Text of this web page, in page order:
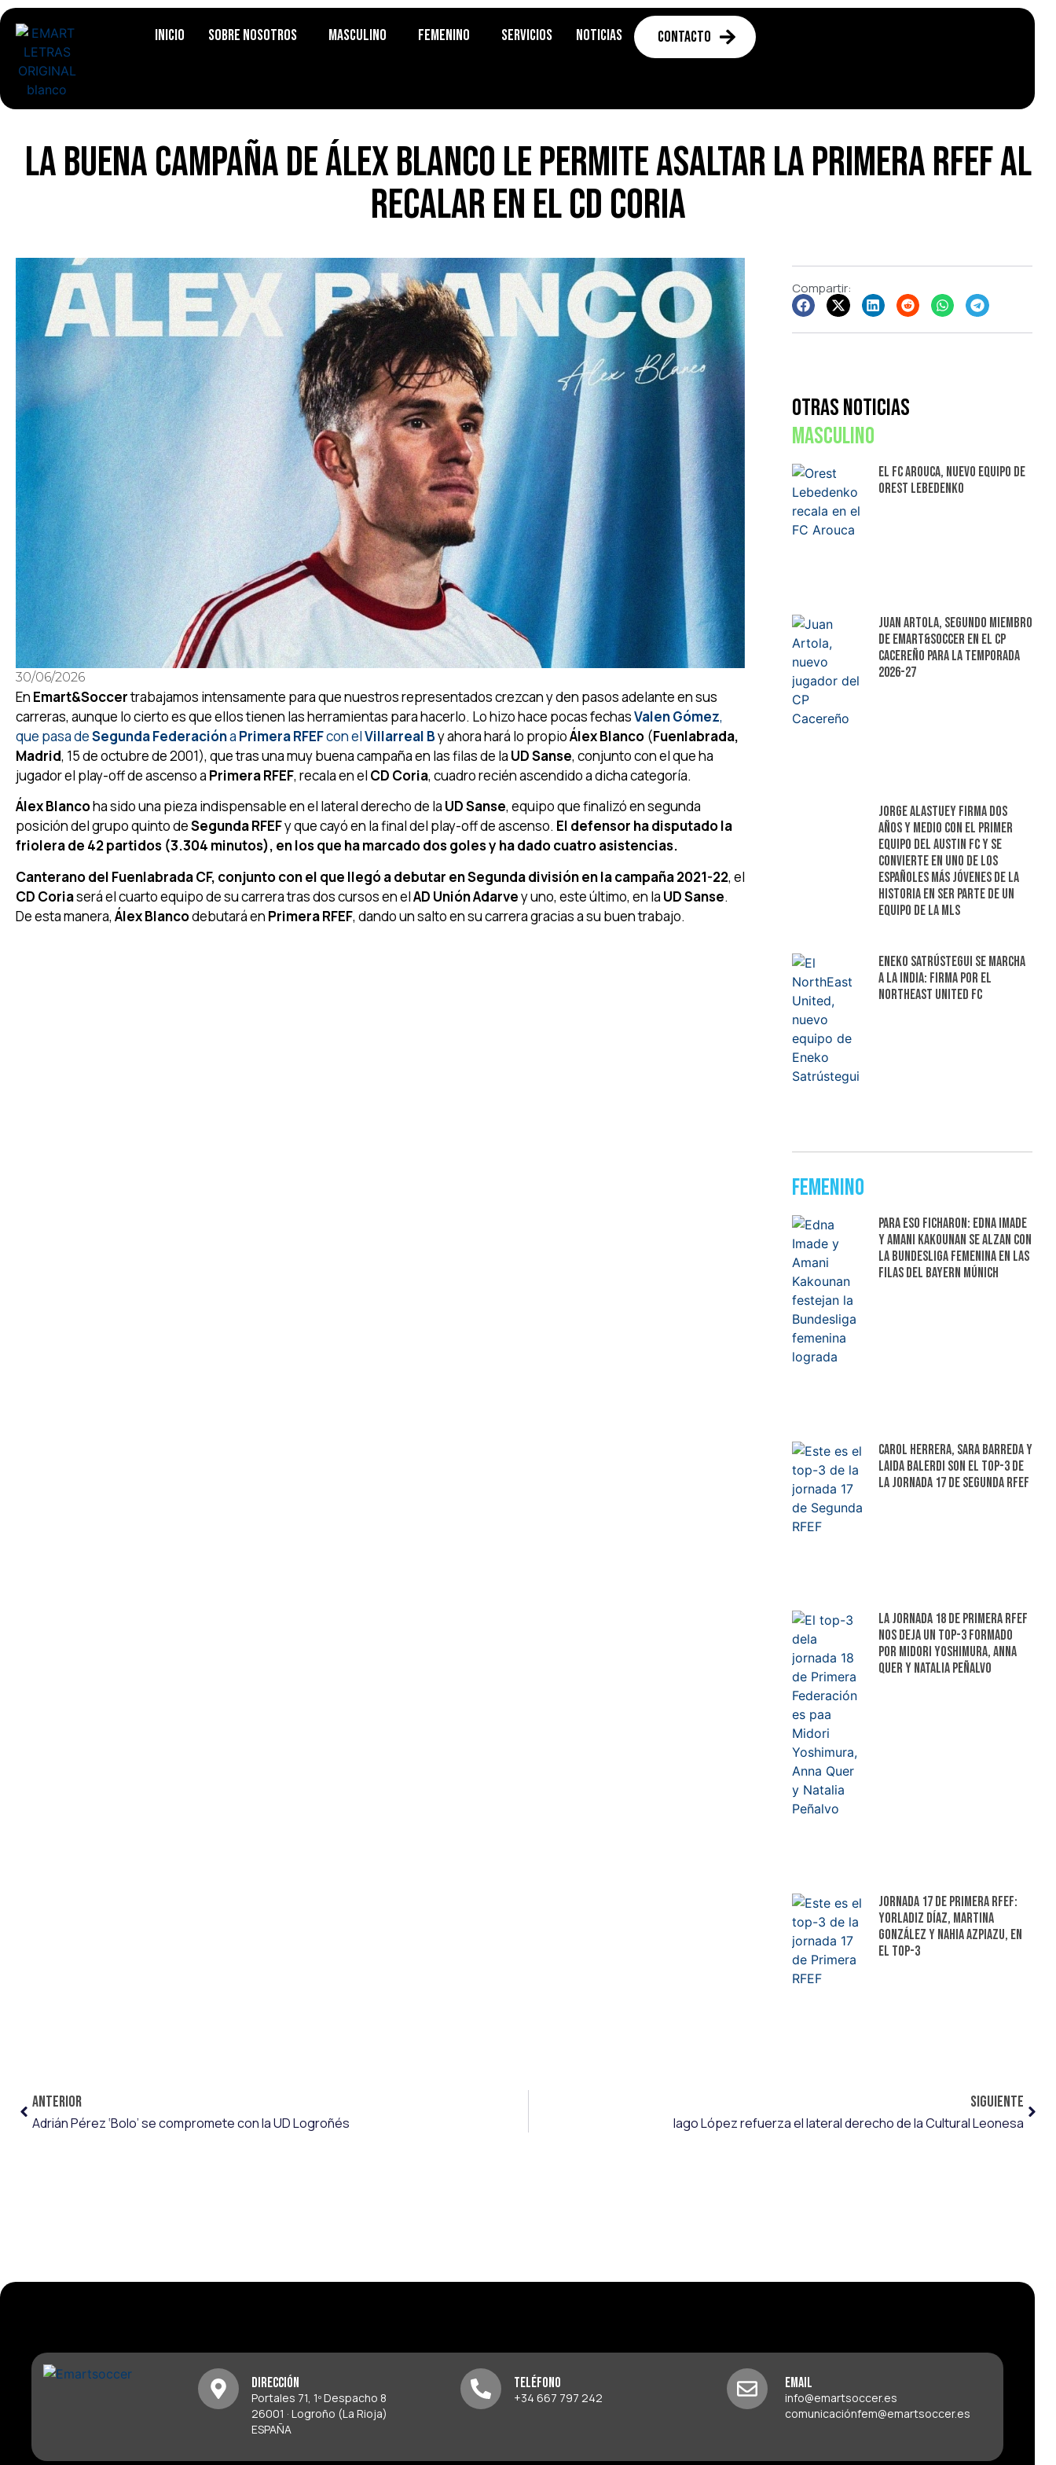
Inicio Sobre Nosotros Masculino Femenino Servicios Noticias Contacto
La buena campaña de Álex Blanco le permite asaltar la Primera RFEF al
recalar en el CD Coria
30/06/2026
En Emart&Soccertrabajamos intensamente para que nuestros representados crezcan y den pasos adelante en sus
carreras, aunque lo cierto es que ellos tienen las herramientas para hacerlo. Lo hizo hace pocas fechasValen Gómez,
que pasa deSegunda Federacióna Primera RFEFcon elVillarreal By ahora hará lo propioÁlex Blanco (Fuenlabrada,
Madrid, 15 de octubre de 2001), que tras una muy buena campaña en las filas de la UD Sanse, conjunto con el que ha
jugador el play-off de ascenso a Primera RFEF, recala en el CD Coria, cuadro recién ascendido a dicha categoría.
Álex Blancoha sido una pieza indispensable en el lateral derecho de la UD Sanse, equipo que finalizó en segunda
posición del grupo quinto deSegunda RFEFy que cayó en la final del play-off de ascenso. El defensor ha disputado la
friolera de 42 partidos (3.304 minutos), en los que ha marcado dos goles y ha dado cuatro asistencias.
Canterano del Fuenlabrada CF, conjunto con el que llegó a debutar en Segunda división en la campaña 2021-22, el
CD Coriaserá el cuarto equipo de su carrera tras dos cursos en elAD Unión Adarvey uno, este último, en la UD Sanse.
De esta manera, Álex Blancodebutará en Primera RFEF, dando un salto en su carrera gracias a su buen trabajo.
Compartir:
Otras Noticias
Masculino
El FC Arouca, nuevo equipo de
Orest Lebedenko
Juan Artola, segundo miembro
de Emart&Soccer en el CP
Cacereño para la temporada
2026-27
Jorge Alastuey firma dos
años y medio con el primer
equipo del Austin FC y se
convierte en uno de los
españoles más jóvenes de la
historia en ser parte de un
equipo de la MLS
Eneko Satrústegui se marcha
a la India: firma por el
NorthEast United FC
Femenino
Para eso ficharon: Edna Imade
y Amani Kakounan se alzan con
la Bundesliga femenina en las
filas del Bayern Múnich
Carol Herrera, Sara Barreda y
Laida Balerdi son el top-3 de
la jornada 17 de Segunda RFEF
La jornada 18 de Primera RFEF
nos deja un top-3 formado
por Midori Yoshimura, Anna
Quer y Natalia Peñalvo
Jornada 17 de Primera RFEF:
Yorladiz Díaz, Martina
González y Nahia Azpiazu, en
el top-3
ANTERIOR
Adrián Pérez ‘Bolo’ se compromete con la UD Logroñés
SIGUIENTE
Iago López refuerza el lateral derecho de la Cultural Leonesa
Dirección
Portales 71, 1º Despacho 8
26001 · Logroño (La Rioja)
ESPAÑA
Teléfono
+34 667 797 242
Email
info@emartsoccer.es
comunicaciónfem@emartsoccer.es